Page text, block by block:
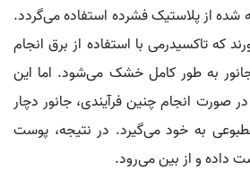
از پلاستیک فشرده استفاده می‌گردد.
که تاکسیدرمی با استفاده از برق انجام
به طور کامل خشک می‌شود. اما این
صورت انجام چنین فرآیندی، جانور دچار
به خود می‌گیرد. در نتیجه، پوست
داده و از بین می‌رود.